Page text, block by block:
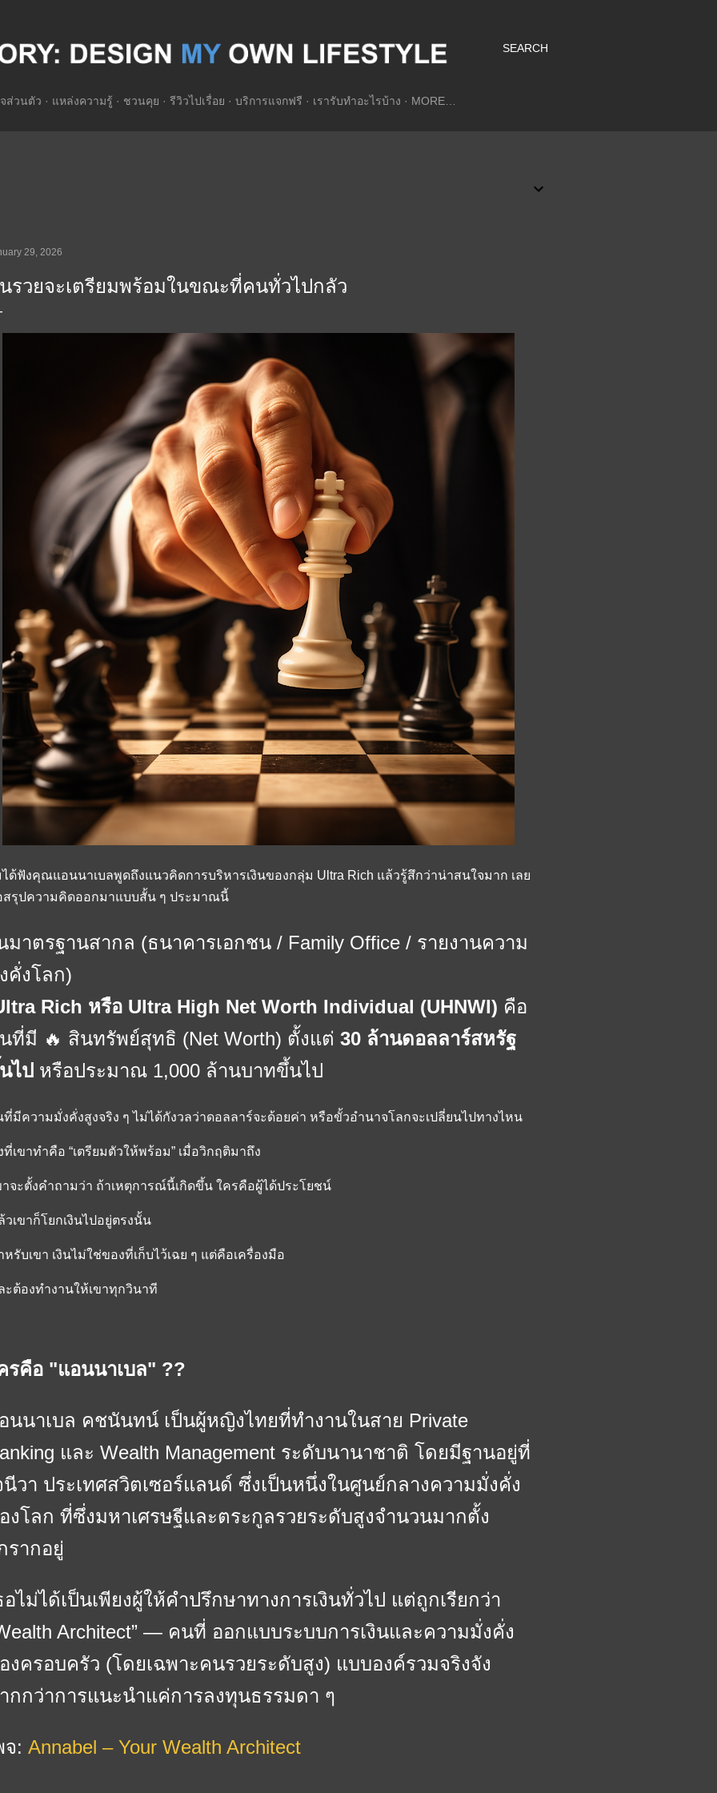
SEARCH
ส่วนตัว แหล่งความรู้ ชวนคุย รีวิวไปเรื่อย บริการแจกฟรี เรารับทำอะไรบ้าง MORE…
29, 2026
รวยจะเตรียมพร้อมในขณะที่คนทั่วไปกลัว
ได้ฟังคุณแอนนาเบลพูดถึงแนวคิดการบริหารเงินของกลุ่ม Ultra Rich แล้วรู้สึกว่าน่าสนใจมาก เลย
สรุปความคิดออกมาแบบสั้น ๆ ประมาณนี้
มาตรฐานสากล (ธนาคารเอกชน / Family Office / รายงานความ
คั่งโลก)
Rich หรือ Ultra High Net Worth Individual (UHNWI) คือ
ที่มี 🔥 สินทรัพย์สุทธิ (Net Worth) ตั้งแต่ 30 ล้านดอลลาร์สหรัฐ
ไป หรือประมาณ 1,000 ล้านบาทขึ้นไป
ที่มีความมั่งคั่งสูงจริง ๆ ไม่ได้กังวลว่าดอลลาร์จะด้อยค่า หรือขั้วอำนาจโลกจะเปลี่ยนไปทางไหน
ที่เขาทำคือ “เตรียมตัวให้พร้อม” เมื่อวิกฤติมาถึง
าจะตั้งคำถามว่า ถ้าเหตุการณ์นี้เกิดขึ้น ใครคือผู้ได้ประโยชน์
วเขาก็โยกเงินไปอยู่ตรงนั้น
หรับเขา เงินไม่ใช่ของที่เก็บไว้เฉย ๆ แต่คือเครื่องมือ
ะต้องทำงานให้เขาทุกวินาที
รคือ "แอนนาเบล" ??
นนาเบล คชนันทน์ เป็นผู้หญิงไทยที่ทำงานในสาย Private
และ Wealth Management ระดับนานาชาติ โดยมีฐานอยู่ที่
นีวา ประเทศสวิตเซอร์แลนด์ ซึ่งเป็นหนึ่งในศูนย์กลางความมั่งคั่ง
งโลก ที่ซึ่งมหาเศรษฐีและตระกูลรวยระดับสูงจำนวนมากตั้ง
รากอยู่
อไม่ได้เป็นเพียงผู้ให้คำปรึกษาทางการเงินทั่วไป แต่ถูกเรียกว่า
Architect” — คนที่ ออกแบบระบบการเงินและความมั่งคั่ง
งครอบครัว (โดยเฉพาะคนรวยระดับสูง) แบบองค์รวมจริงจัง
กกว่าการแนะนำแค่การลงทุนธรรมดา ๆ
จ: Annabel – Your Wealth Architect